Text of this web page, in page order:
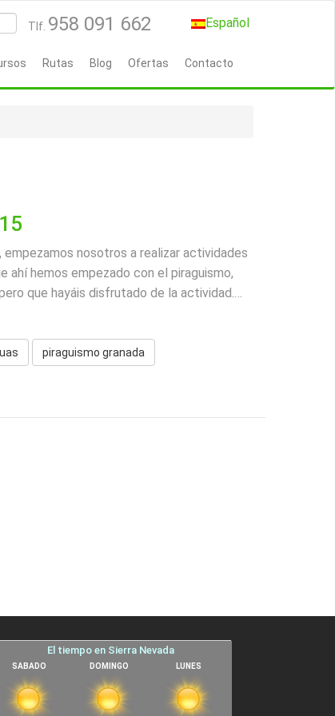
Español
Tlf. 958 091 662
Rutas Blog Ofertas Contacto
nosotros a realizar actividades
ahí hemos empezado con el piraguismo,
que hayáis disfrutado de la actividad.…
piraguismo granada